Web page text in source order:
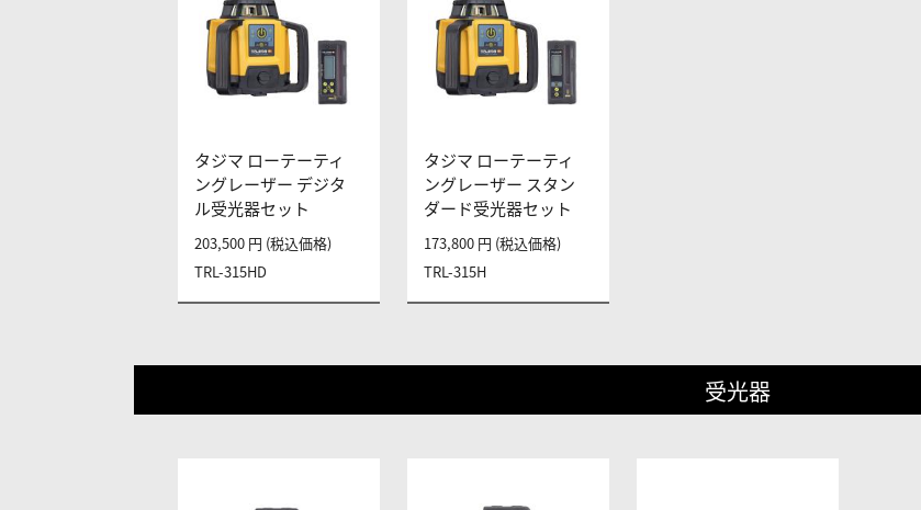
タジマ ローテーティ
ングレーザー デジタ
ル受光器セット
TRL-315HD
203,500 円 (税込価格)
タジマ ローテーティ
ングレーザー スタン
ダード受光器セット
TRL-315H
173,800 円 (税込価格)
受光器